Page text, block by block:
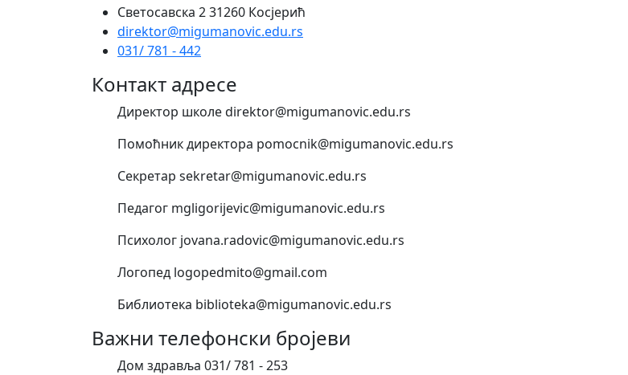
Светосавска 2 31260 Косјерић
direktor@migumanovic.edu.rs
031/ 781 - 442
Контакт адресе
Директор школе direktor@migumanovic.edu.rs
Помоћник директора pomocnik@migumanovic.edu.rs
Секретар sekretar@migumanovic.edu.rs
Педагог mgligorijevic@migumanovic.edu.rs
Психолог jovana.radovic@migumanovic.edu.rs
Логопед logopedmito@gmail.com
Библиотека biblioteka@migumanovic.edu.rs
Важни телефонски бројеви
Дом здравља 031/ 781 - 253